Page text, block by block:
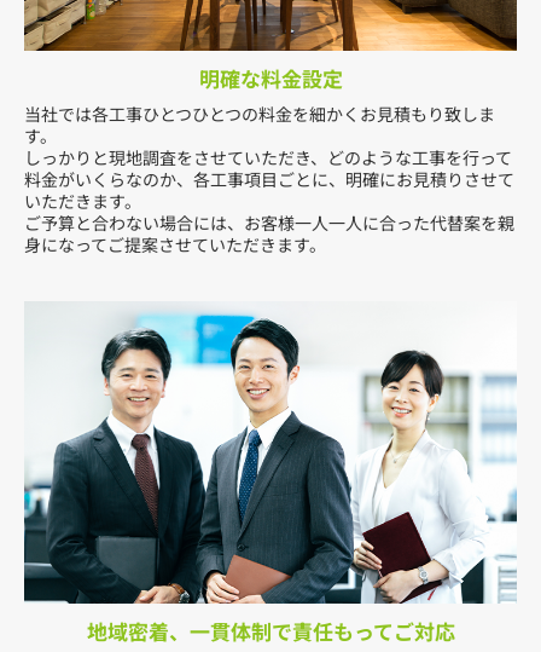
明確な料金設定
当社では各工事ひとつひとつの料金を細かくお見積もり致しま
す。
しっかりと現地調査をさせていただき、どのような工事を行って
料金がいくらなのか、各工事項目ごとに、明確にお見積りさせて
いただきます。
ご予算と合わない場合には、お客様一人一人に合った代替案を親
身になってご提案させていただきます。
地域密着、一貫体制で責任もってご対応